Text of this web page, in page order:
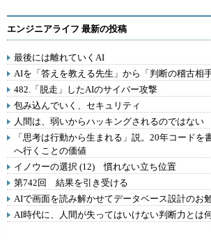
エンジニアライフ 最新の投稿
最後には離れていくAI
AIを「答えを教える先生」から「判断の稽古相
482.「脱走」したAIのサイバー攻撃
包み込んでいく、セキュリティ
人間は、弱いからハッキングされるのではない
「思考は行動から生まれる」説。20年コードを
へ行くことの価値
イノウーの選択 (12) 慣れない立ち位置
第742回 結果を引き受ける
AIで画面を読み解かせてデータベース設計のお
AI時代に、人間が失ってはいけない判断力とは